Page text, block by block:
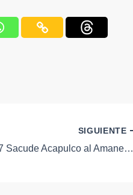
SIGUIENTE
Sismo de 4.7 Sacude Acapulco al Amanecer: Epicentro a Pocos Kilómetros del Puerto